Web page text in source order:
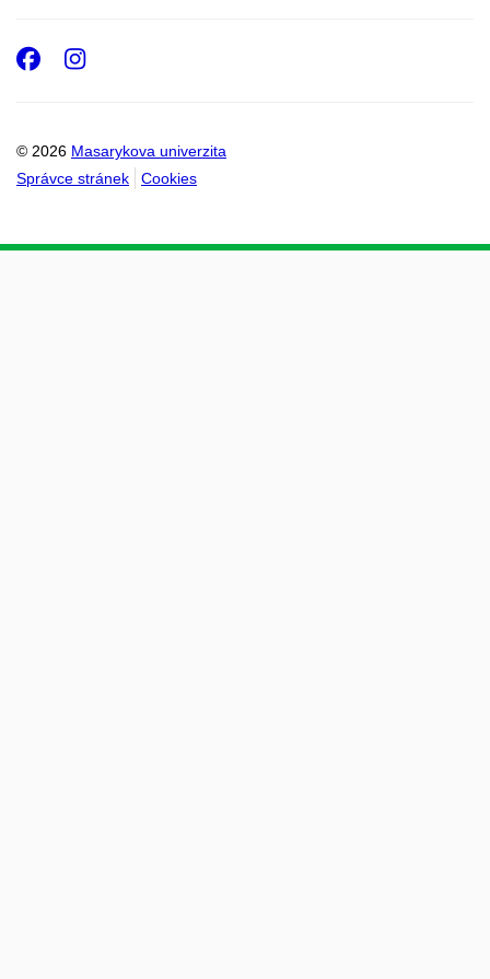
© 2026 Masarykova univerzita
Správce stránek
Cookies
Facebook
Instagram